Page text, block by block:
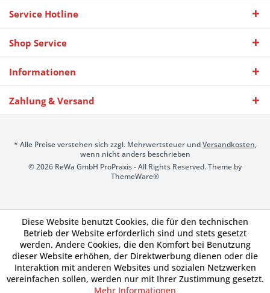
Service Hotline
Shop Service
Informationen
Zahlung & Versand
* Alle Preise verstehen sich zzgl. Mehrwertsteuer undVersandkosten,
wenn nicht anders beschrieben
© 2026 ReWa GmbH ProPraxis - All Rights Reserved. Theme by
ThemeWare®
Diese Website benutzt Cookies, die für den technischen
Betrieb der Website erforderlich sind und stets gesetzt
werden. Andere Cookies, die den Komfort bei Benutzung
dieser Website erhöhen, der Direktwerbung dienen oder die
Interaktion mit anderen Websites und sozialen Netzwerken
vereinfachen sollen, werden nur mit Ihrer Zustimmung gesetzt.
Mehr Informationen